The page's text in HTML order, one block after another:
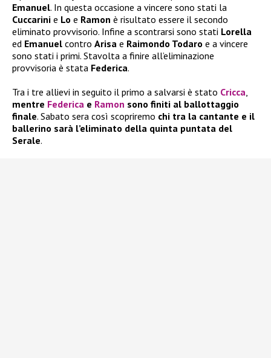
Emanuel. In questa occasione a vincere sono stati la
Cuccarini e Lo e Ramon è risultato essere il secondo
eliminato provvisorio. Infine a scontrarsi sono stati Lorella
ed Emanuel contro Arisa e Raimondo Todaro e a vincere
sono stati i primi. Stavolta a finire all’eliminazione
provvisoria è stata Federica.
Tra i tre allievi in seguito il primo a salvarsi è stato Cricca,
mentre Federica e Ramon sono finiti al ballottaggio
finale. Sabato sera così scopriremo chi tra la cantante e il
ballerino sarà l’eliminato della quinta puntata del
Serale.